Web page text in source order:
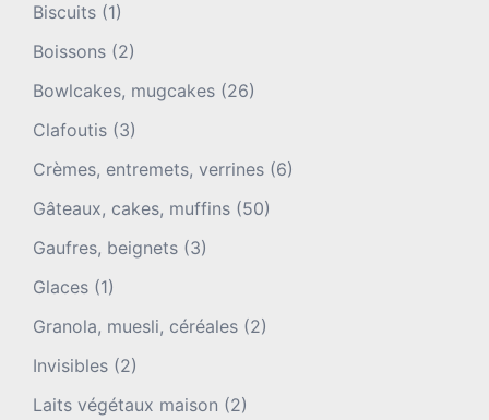
Biscuits (1)
Boissons (2)
Bowlcakes, mugcakes (26)
Clafoutis (3)
Crèmes, entremets, verrines (6)
Gâteaux, cakes, muffins (50)
Gaufres, beignets (3)
Glaces (1)
Granola, muesli, céréales (2)
Invisibles (2)
Laits végétaux maison (2)